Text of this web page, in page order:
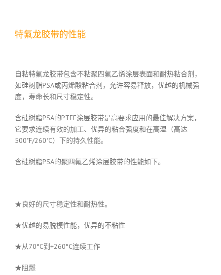
特氟龙胶带的性能
自粘特氟龙胶带包含不粘聚四氟乙烯涂层表面和耐热粘合剂，
如硅树脂PSA或丙烯酸粘合剂，允许容易释放，优越的机械强
度，寿命长和尺寸稳定性。
含硅树脂PSA的PTFE涂层胶带是高要求应用的最佳解决方案，
它要求连续有效的加工、优异的粘合强度和在高温（高达
500˚F/260˚C）下的持久性能。
含硅树脂PSA的聚四氟乙烯涂层胶带的性能如下。
★良好的尺寸稳定性和耐热性。
★优越的易脱模性能，优异的不粘性
★从70°C到+260°C连续工作
★阻燃